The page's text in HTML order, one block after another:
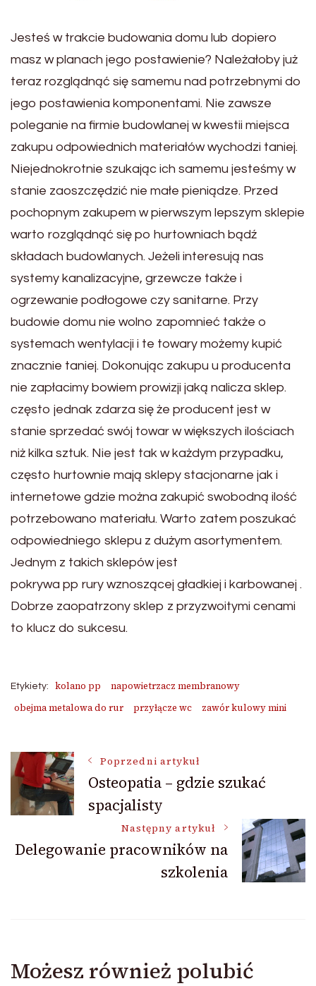
Jesteś w trakcie budowania domu lub dopiero
masz w planach jego postawienie? Należałoby już
teraz rozglądnąć się samemu nad potrzebnymi do
jego postawienia komponentami. Nie zawsze
poleganie na firmie budowlanej w kwestii miejsca
zakupu odpowiednich materiałów wychodzi taniej.
Niejednokrotnie szukając ich samemu jesteśmy w
stanie zaoszczędzić nie małe pieniądze. Przed
pochopnym zakupem w pierwszym lepszym sklepie
warto rozglądnąć się po hurtowniach bądź
składach budowlanych. Jeżeli interesują nas
systemy kanalizacyjne, grzewcze także i
ogrzewanie podłogowe czy sanitarne. Przy
budowie domu nie wolno zapomnieć także o
systemach wentylacji i te towary możemy kupić
znacznie taniej. Dokonując zakupu u producenta
nie zapłacimy bowiem prowizji jaką nalicza sklep.
często jednak zdarza się że producent jest w
stanie sprzedać swój towar w większych ilościach
niż kilka sztuk. Nie jest tak w każdym przypadku,
często hurtownie mają sklepy stacjonarne jak i
internetowe gdzie można zakupić swobodną ilość
potrzebowano materiału. Warto zatem poszukać
odpowiedniego sklepu z dużym asortymentem.
Jednym z takich sklepów jest
pokrywa pp rury wznoszącej gładkiej i karbowanej .
Dobrze zaopatrzony sklep z przyzwoitymi cenami
to klucz do sukcesu.
Etykiety: kolano pp
napowietrzacz membranowy
obejma metalowa do rur
przyłącze wc zawór kulowy mini
Nawigacja
wpisu
Poprzedni artykuł
Osteopatia – gdzie szukać
spacjalisty
Następny artykuł
Delegowanie pracowników na
szkolenia
Możesz również polubić